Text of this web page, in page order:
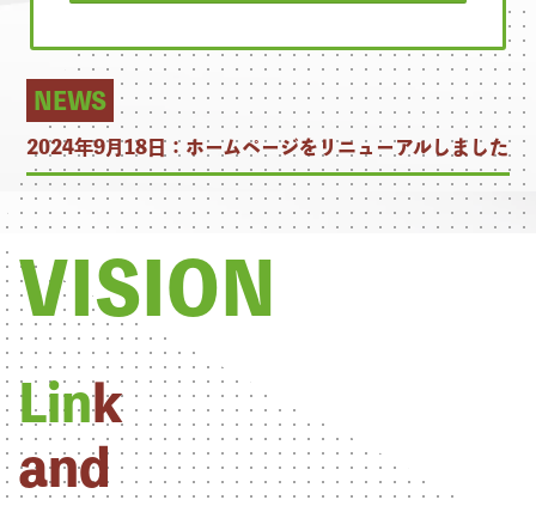
皆さんの応援が励みになります！メッセ
ージお待ちしております！
お名前 必須
NEWS
2024年9月18日： ホームページをリニューアルしました
VISION
Link
and